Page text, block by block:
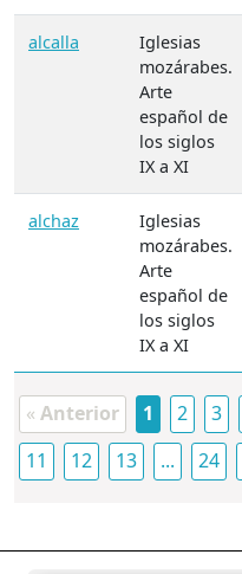
alcalla
Iglesias
mozárabes.
Arte
español de
los siglos
IX a XI
alchaz
Iglesias
mozárabes.
Arte
español de
los siglos
IX a XI
« Anterior 1 2 3
11
12 13 ... 24